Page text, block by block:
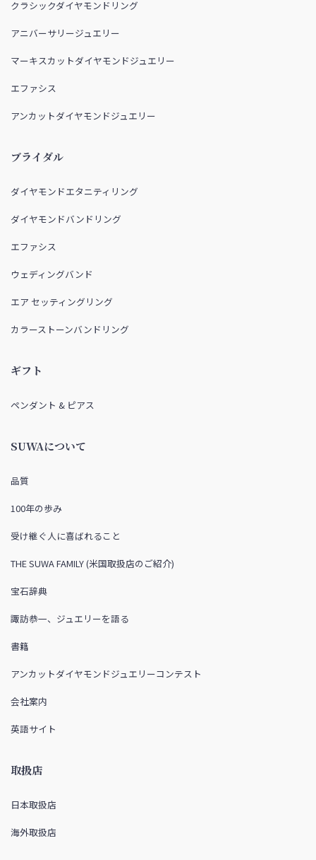
クラシックダイヤモンドリング
アニバーサリージュエリー
マーキスカットダイヤモンドジュエリー
エファシス
アンカットダイヤモンドジュエリー
ブライダル
ダイヤモンドエタニティリング
ダイヤモンドバンドリング
エファシス
ウェディングバンド
エア セッティングリング
カラーストーンバンドリング
ギフト
ペンダント & ピアス
SUWAについて
品質
100年の歩み
受け継ぐ人に喜ばれること
THE SUWA FAMILY (米国取扱店のご紹介)
宝石辞典
諏訪恭一、ジュエリーを語る
書籍
アンカットダイヤモンドジュエリーコンテスト
会社案内
英語サイト
取扱店
日本取扱店
海外取扱店